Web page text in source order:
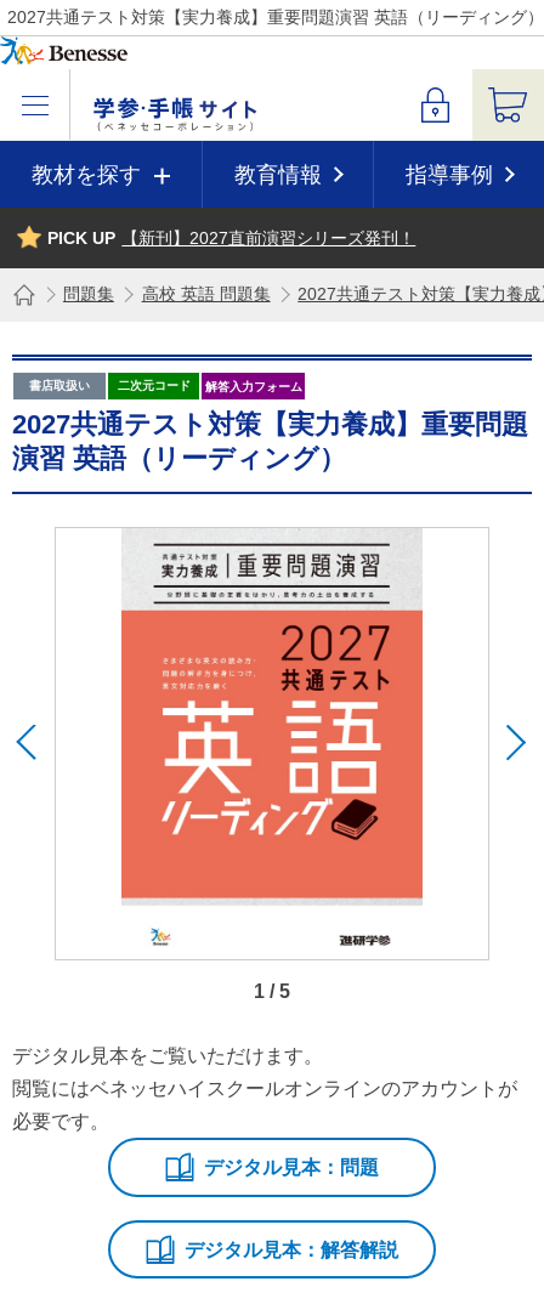
2027共通テスト対策【実力養成】重要問題演習 英語（リーディング）
教材を探す 教育情報 指導事例
PICK UP 【新刊】2027直前演習シリーズ発刊！
問題集 高校 英語 問題集 2027共通テスト対策【実力養
書店取扱い 二次元コード 解答入力フォーム
2027共通テスト対策【実力養成】重要問題
演習 英語（リーディング）
1 / 5
デジタル見本をご覧いただけます。
閲覧にはベネッセハイスクールオンラインのアカウントが
必要です。
デジタル見本：問題
デジタル見本：解答解説